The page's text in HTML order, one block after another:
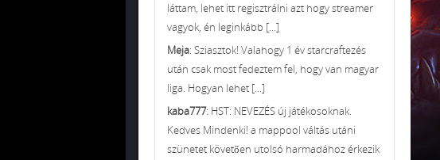
láttam, lehet itt regisztrálni azt hogy streamer
vagyok, én leginkább [...]
Meja: Sziasztok! Valahogy 1 év starcraftezés
után csak most fedeztem fel, hogy van magyar
liga. Hogyan lehet [...]
kaba777: HST: NEVEZÉS új játékosoknak.
Kedves Mindenki! a mappool váltás utáni
szünetet követően utolsó harmadához érkezik